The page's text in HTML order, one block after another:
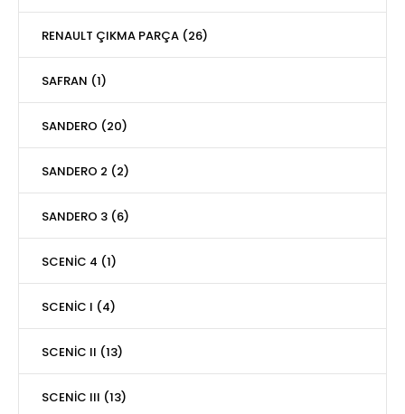
RENAULT ÇIKMA PARÇA (26)
SAFRAN (1)
SANDERO (20)
SANDERO 2 (2)
SANDERO 3 (6)
SCENİC 4 (1)
SCENİC I (4)
SCENİC II (13)
SCENİC III (13)